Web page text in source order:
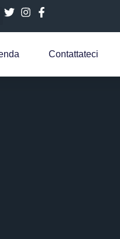
Contattateci